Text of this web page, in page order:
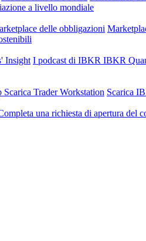
a livello mondiale
delle obbligazioni
Insight I podcast di IBKR IBKR
Scarica Trader Workstation Scarica
una richiesta di apertura del